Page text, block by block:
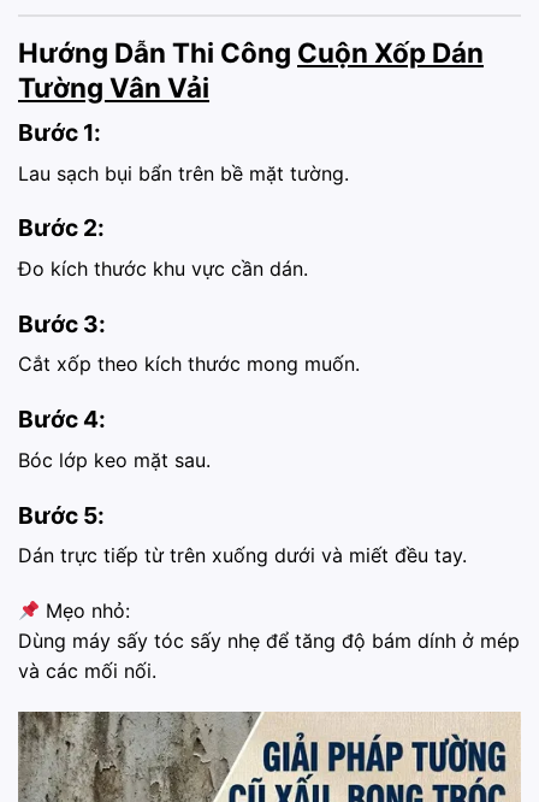
Hướng Dẫn Thi Công Cuộn Xốp Dán
Tường Vân Vải
Bước 1:
Lau sạch bụi bẩn trên bề mặt tường.
Bước 2:
Đo kích thước khu vực cần dán.
Bước 3:
Cắt xốp theo kích thước mong muốn.
Bước 4:
Bóc lớp keo mặt sau.
Bước 5:
Dán trực tiếp từ trên xuống dưới và miết đều tay.
Mẹo nhỏ:
Dùng máy sấy tóc sấy nhẹ để tăng độ bám dính ở mép
và các mối nối.